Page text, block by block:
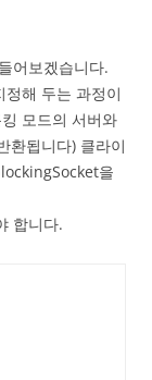
어보겠습니다.
해 두는 과정이
모드의 서버와
환됩니다) 클라이
을
합니다.